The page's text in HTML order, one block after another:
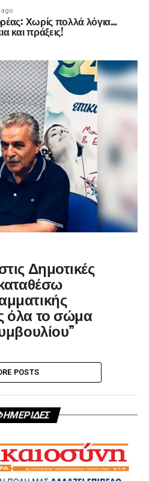
ago
Χωρίς πολλά λόγια…
και πράξεις!
Δημοτικές
όλα το σώμα
POSTS